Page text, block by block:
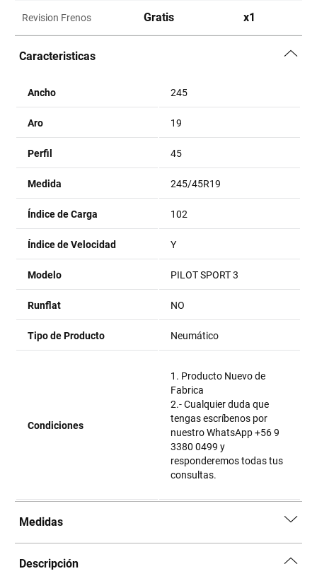
Revision Frenos Gratis x1
Caracteristicas
Ancho 245
Aro 19
Perfil 45
Medida 245/45R19
Índice de Carga 102
Índice de Velocidad Y
Modelo PILOT SPORT 3
Runflat NO
Tipo de Producto Neumático
Condiciones
1. Producto Nuevo de
Fabrica
2.- Cualquier duda que
tengas escríbenos por
nuestro WhatsApp +56 9
3380 0499 y
responderemos todas tus
consultas.
Medidas
Descripción